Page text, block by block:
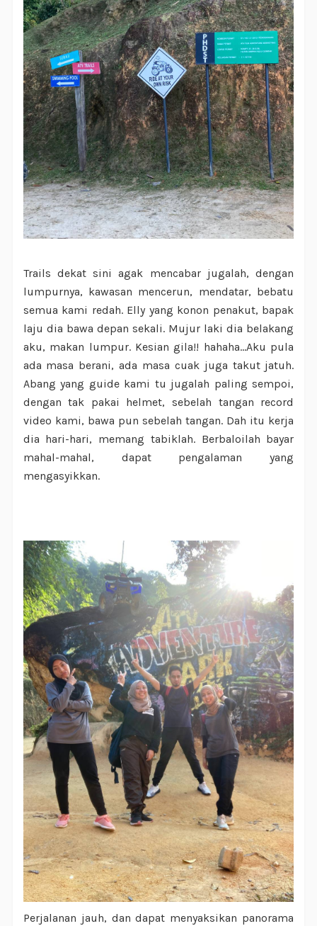
Trails dekat sini agak mencabar jugalah, dengan
lumpurnya, kawasan mencerun, mendatar, bebatu
semua kami redah. Elly yang konon penakut, bapak
laju dia bawa depan sekali. Mujur laki dia belakang
aku, makan lumpur. Kesian gila!! hahaha...Aku pula
ada masa berani, ada masa cuak juga takut jatuh.
Abang yang guide kami tu jugalah paling sempoi,
dengan tak pakai helmet, sebelah tangan record
video kami, bawa pun sebelah tangan. Dah itu kerja
dia hari-hari, memang tabiklah. Berbaloilah bayar
mahal-mahal, dapat pengalaman yang
mengasyikkan.
Perjalanan jauh, dan dapat menyaksikan panorama